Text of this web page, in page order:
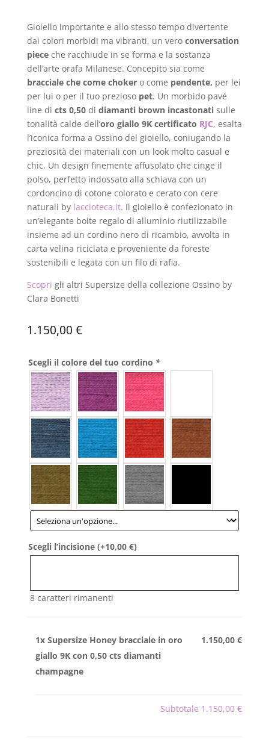
Gioiello importante e allo stesso tempo divertente
dai colori morbidi ma vibranti, un vero conversation
pieceche racchiude in se forma e la sostanza
dell’arte orafa Milanese. Concepito sia come
bracciale che come chokero come pendente, per lei
per lui o per il tuo prezioso pet. Un morbido pavé
line di cts 0,50di diamanti brown incastonatisulle
tonalità calde dell’oro giallo 9K certificato RJC, esalta
l’iconica forma a Ossino del gioiello, coniugando la
preziosità dei materiali con un look molto casual e
chic. Un design finemente affusolato che cinge il
polso, perfetto indossato alla schiava con un
cordoncino di cotone colorato e cerato con cere
naturali by laccioteca.it. Il gioiello è confezionato in
un’elegante boite regalo di alluminio riutilizzabile
insieme ad un cordino nero di ricambio, avvolta in
carta velina riciclata e proveniente da foreste
sostenibili e legata con un filo di rafia.
Scopri gli altri Supersize della collezione Ossino by
Clara Bonetti
1.150,00 €
Scegli il colore del tuo cordino *
Scegli l’incisione (+10,00 €)
8caratteri rimanenti
1x Supersize Honey bracciale in oro
giallo 9K con 0,50 cts diamanti
champagne
1.150,00 €
Subtotale 1.150,00 €